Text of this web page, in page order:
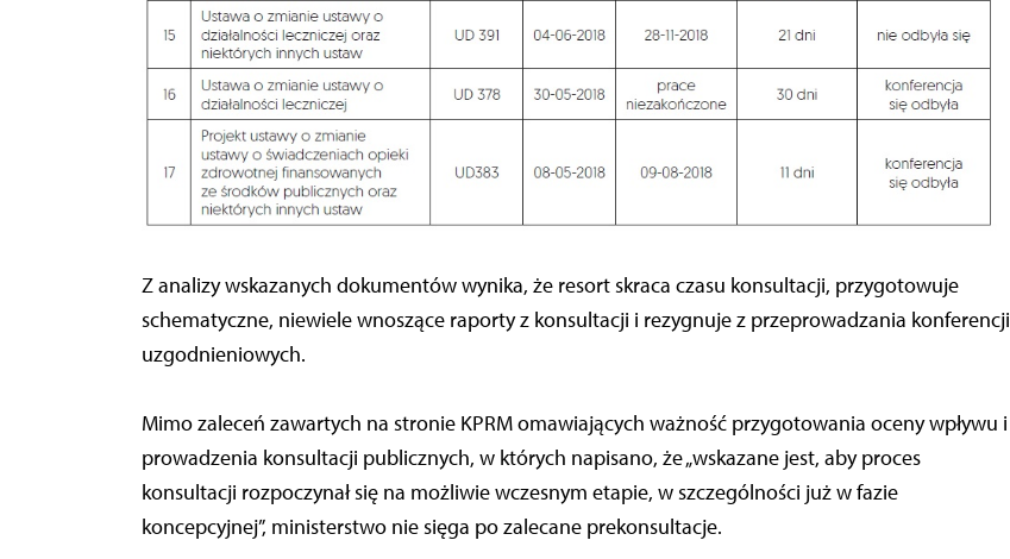
Z analizy wskazanych dokumentów wynika, że resort skraca czasu konsultacji, przygotowuje
schematyczne, niewiele wnoszące raporty z konsultacji i rezygnuje z przeprowadzania konferencji
uzgodnieniowych.
Mimo zaleceń zawartych na stronie KPRM omawiających ważność przygotowania oceny wpływu i
prowadzenia konsultacji publicznych, w których napisano, że „wskazane jest, aby proces
konsultacji rozpoczynał się na możliwie wczesnym etapie, w szczególności już w fazie
koncepcyjnej”, ministerstwo nie sięga po zalecane prekonsultacje.